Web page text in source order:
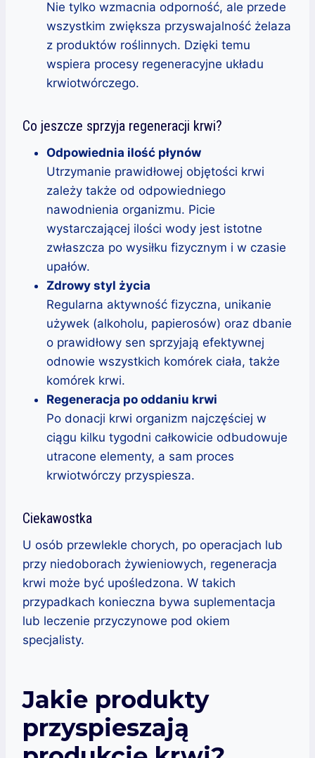
Nie tylko wzmacnia odporność, ale przede
wszystkim zwiększa przyswajalność żelaza
z produktów roślinnych. Dzięki temu
wspiera procesy regeneracyjne układu
krwiotwórczego.
Co jeszcze sprzyja regeneracji krwi?
Odpowiednia ilość płynów
Utrzymanie prawidłowej objętości krwi
zależy także od odpowiedniego
nawodnienia organizmu. Picie
wystarczającej ilości wody jest istotne
zwłaszcza po wysiłku fizycznym i w czasie
upałów.
Zdrowy styl życia
Regularna aktywność fizyczna, unikanie
używek (alkoholu, papierosów) oraz dbanie
o prawidłowy sen sprzyjają efektywnej
odnowie wszystkich komórek ciała, także
komórek krwi.
Regeneracja po oddaniu krwi
Po donacji krwi organizm najczęściej w
ciągu kilku tygodni całkowicie odbudowuje
utracone elementy, a sam proces
krwiotwórczy przyspiesza.
Ciekawostka
U osób przewlekle chorych, po operacjach lub
przy niedoborach żywieniowych, regeneracja
krwi może być upośledzona. W takich
przypadkach konieczna bywa suplementacja
lub leczenie przyczynowe pod okiem
specjalisty.
Jakie produkty
przyspieszają